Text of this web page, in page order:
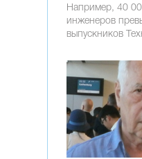
Например, 40
инженеров
выпускников